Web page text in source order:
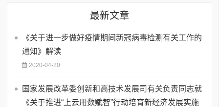
最新文章
《关于进一步做好疫情期间新冠病毒检测有关工作的
通知》解读
2020-04-20
国家发展改革委创新和高技术发展司有关负责同志就
《关于推进“上云用数赋智”行动培育新经济发展实施